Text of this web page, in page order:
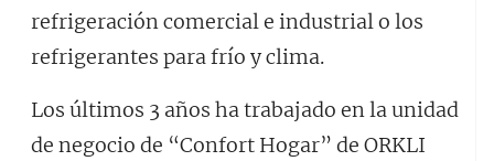
refrigeración comercial e industrial o los
refrigerantes para frío y clima.
Los últimos 3 años ha trabajado en la unidad
de negocio de “Confort Hogar” de ORKLI